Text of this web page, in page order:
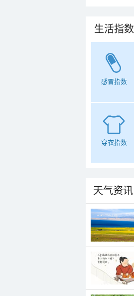
生活指数
感冒指数
穿衣指数
天气资讯